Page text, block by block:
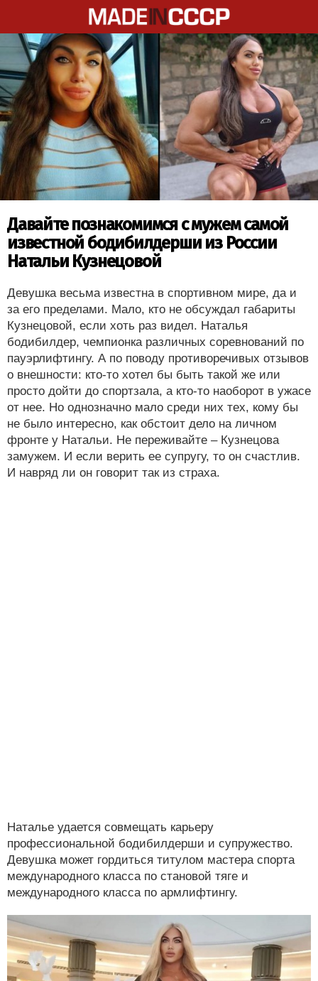
Давайте познакомимся с мужем самой
известной бодибилдерши из России
Натальи Кузнецовой
Девушка весьма известна в спортивном мире, да и
за его пределами. Мало, кто не обсуждал габариты
Кузнецовой, если хоть раз видел. Наталья
бодибилдер, чемпионка различных соревнований по
пауэрлифтингу. А по поводу противоречивых отзывов
о внешности: кто-то хотел бы быть такой же или
просто дойти до спортзала, а кто-то наоборот в ужасе
от нее. Но однозначно мало среди них тех, кому бы
не было интересно, как обстоит дело на личном
фронте у Натальи. Не переживайте – Кузнецова
замужем. И если верить ее супругу, то он счастлив.
И навряд ли он говорит так из страха.
Наталье удается совмещать карьеру
профессиональной бодибилдерши и супружество.
Девушка может гордиться титулом мастера спорта
международного класса по становой тяге и
международного класса по армлифтингу.